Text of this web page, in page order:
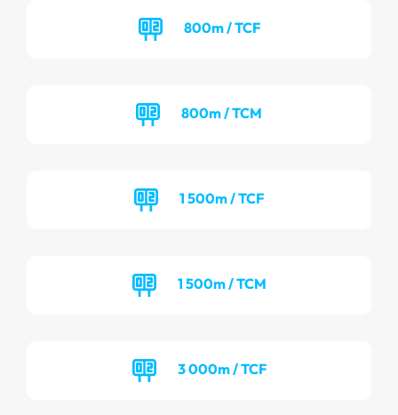
800m / TCF
800m / TCM
1 500m / TCF
1 500m / TCM
3 000m / TCF